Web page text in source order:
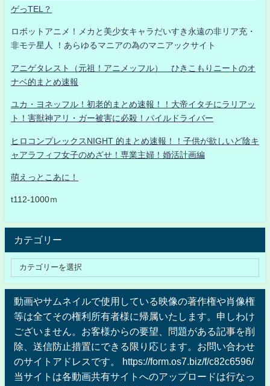
ゲっTEL？
ロボットアニメ！メカと美少女キャラだいすき永遠の非リア充・
非モテ星人 ！あらゆるマニアの為のマニアックサイト
アニゲタレスト（元祖！アニメッフル） ひきこもりニートのオ
ナベ的まとめ速報
ユカ・ヨネッフル！初老的まとめ速報！！大帝イタチにラリアッ
ト！害獣神アリ・ガー被害に必殺！パイルドライバー
ヒロコンプレックスNIGHT 的まとめ速報！！子供が欲しいど陰キ
ャアラフィフ女子のめざせ！専業主婦！婚活計画編
萌えっとこあに！
t112-1000ｍ
カテゴリー
動画やサムネイルで使用している映像の著作権や肖像権
等は全てその権利所有者様に帰属いたします。申しわけ
ございません。お客様からの要望、問題がある記事を削
除、送信防止措置にできる限り応じます。お問い合わせ
のサイトアドレスです。 https://form.os7.biz/f/c82c6596/
当サイトは各動画共有サイトへのアップロードは行なっ